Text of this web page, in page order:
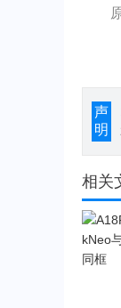
声
明
相关